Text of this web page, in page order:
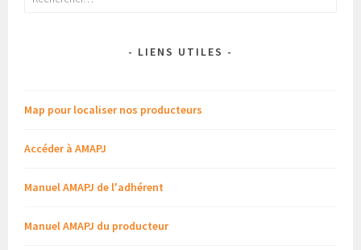
- LIENS UTILES -
Map pour localiser nos producteurs
Accéder à AMAPJ
Manuel AMAPJ de l'adhérent
Manuel AMAPJ du producteur